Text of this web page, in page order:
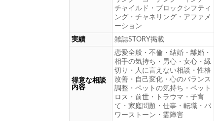
チャイルド・ブロックシフティ
ング・チャネリング・アファメ
ーション
実績
雑誌STORY掲載
得意な相談
内容
恋愛全般・不倫・結婚・離婚・
相手の気持ち・男心・女心・縁
切り・人に言えない相談・性格
改善・自己変化・心のバランス
調整・ペットの気持ち・ペット
ロス・前世・トラウマ・子育
て・家庭問題・仕事・転職・パ
ワーストーン・霊障害